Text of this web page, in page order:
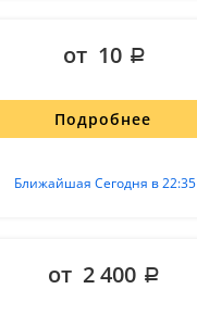
Подробнее
Ближайшая Сегодня в 22:35
от 10
от 2 400